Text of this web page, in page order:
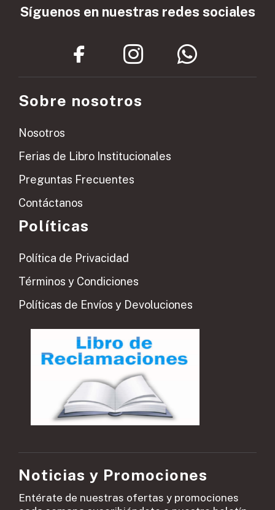
Síguenos en nuestras redes sociales
Sobre nosotros
Nosotros
Ferias de Libro Institucionales
Preguntas Frecuentes
Contáctanos
Políticas
Política de Privacidad
Términos y Condiciones
Políticas de Envíos y Devoluciones
Noticias y Promociones
Entérate de nuestras ofertas y promociones